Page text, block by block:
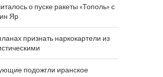
о пуске ракеты «Тополь» с
Яр
признать наркокартели из
подожгли иранское